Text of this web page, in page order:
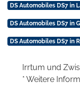
DS Automobiles DS7 in
DS Automobiles DS7 in
DS Automobiles DS7 in
Irrtum und
* Weitere